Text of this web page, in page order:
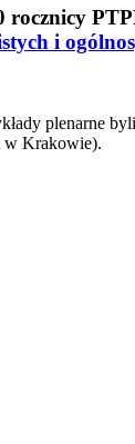
i
plenarne
w Krakowie).